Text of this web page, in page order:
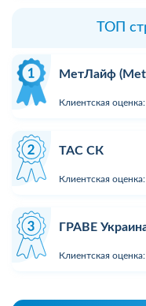
ТОП
МетЛайф
Клиентская оценка:
ТАС СК
Клиентская оценка:
ГРАВЕ
Клиентская оценка: